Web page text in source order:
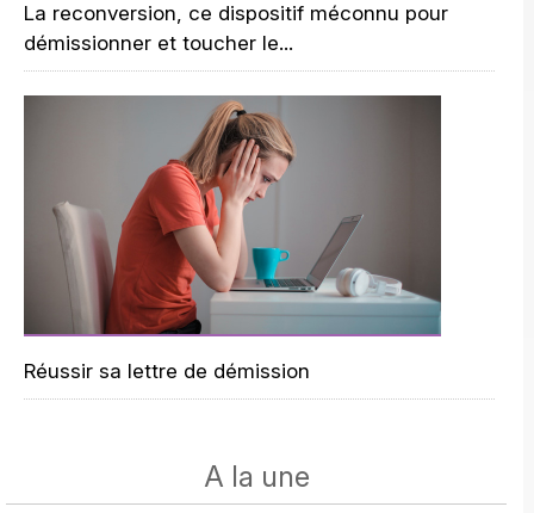
La reconversion, ce dispositif méconnu pour
démissionner et toucher le...
Réussir sa lettre de démission
A la une